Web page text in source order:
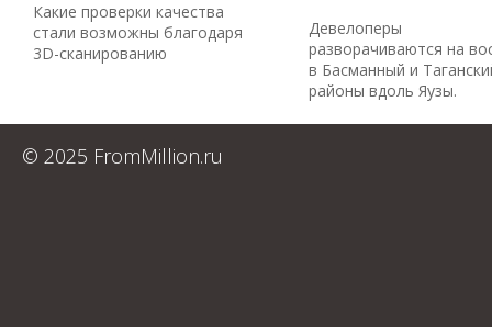
Какие проверки качества
стали возможны благодаря
3D-сканированию
Девелоперы
разворачиваются на
в Басманный и
районы вдоль Яузы.
© 2025 FromMillion.ru